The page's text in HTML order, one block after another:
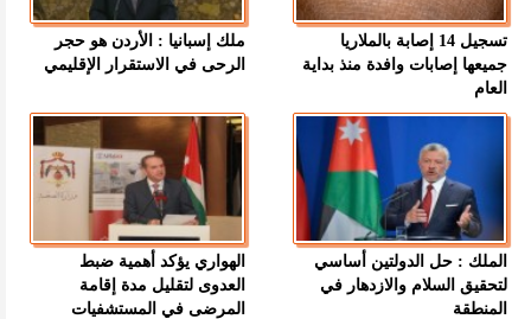
تسجيل 14 إصابة بالملاريا
جميعها إصابات وافدة منذ بداية
العام
ملك إسبانيا : الأردن هو حجر
الرحى في الاستقرار الإقليمي
الملك : حل الدولتين أساسي
لتحقيق السلام والازدهار في
المنطقة
الهواري يؤكد أهمية ضبط
العدوى لتقليل مدة إقامة
المرضى في المستشفيات